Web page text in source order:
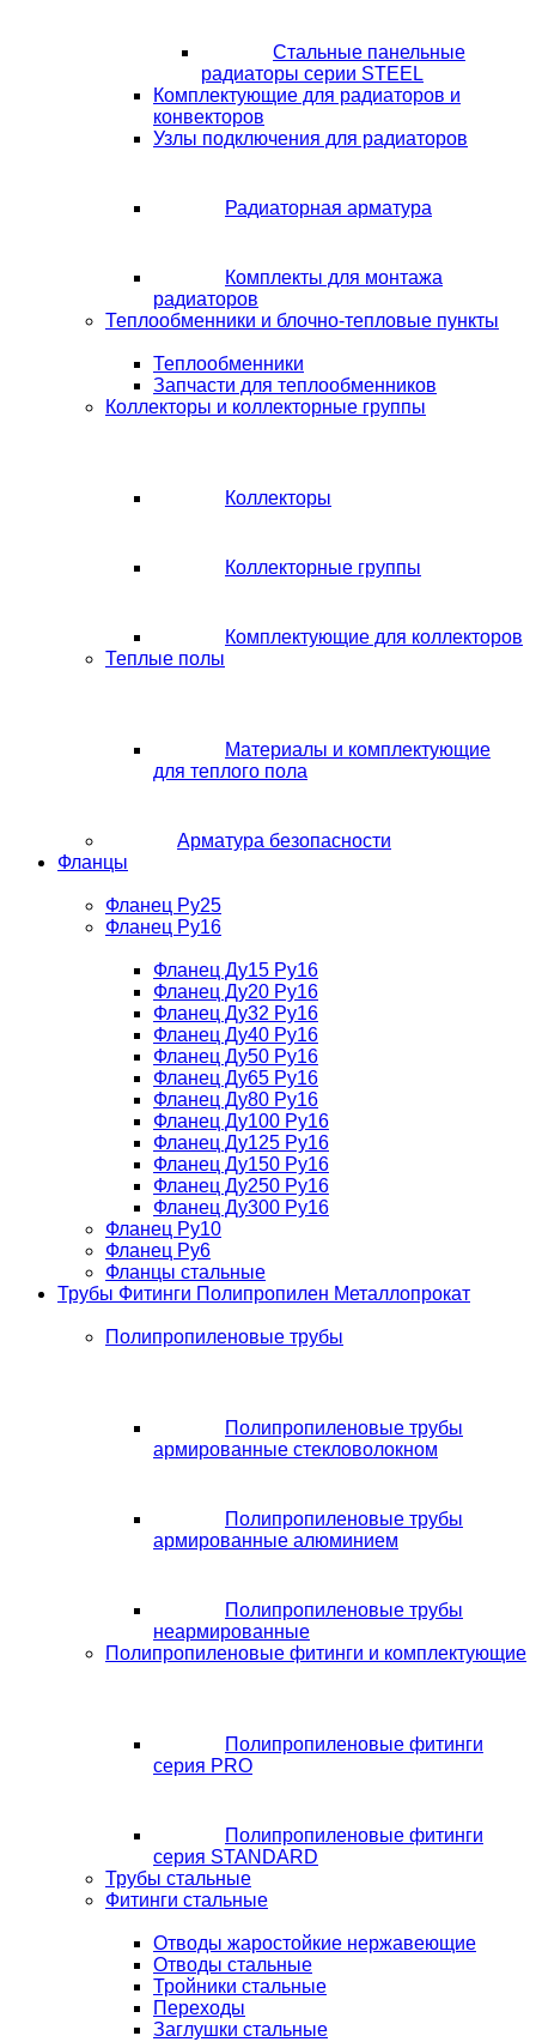
Стальные панельные
радиаторы серии STEEL
Комплектующие для радиаторов и
конвекторов
Узлы подключения для радиаторов
Радиаторная арматура
Комплекты для монтажа
радиаторов
Теплообменники и блочно-тепловые пункты
Теплообменники
Запчасти для теплообменников
Коллекторы и коллекторные группы
Коллекторы
Коллекторные группы
Комплектующие для коллекторов
Теплые полы
Материалы и комплектующие
для теплого пола
Арматура безопасности
Фланцы
Фланец Ру25
Фланец Ру16
Фланец Ду15 Ру16
Фланец Ду20 Ру16
Фланец Ду32 Ру16
Фланец Ду40 Ру16
Фланец Ду50 Ру16
Фланец Ду65 Ру16
Фланец Ду80 Ру16
Фланец Ду100 Ру16
Фланец Ду125 Ру16
Фланец Ду150 Ру16
Фланец Ду250 Ру16
Фланец Ду300 Ру16
Фланец Ру10
Фланец Ру6
Фланцы стальные
Трубы Фитинги Полипропилен Металлопрокат
Полипропиленовые трубы
Полипропиленовые трубы
армированные стекловолокном
Полипропиленовые трубы
армированные алюминием
Полипропиленовые трубы
неармированные
Полипропиленовые фитинги и комплектующие
Полипропиленовые фитинги
серия PRO
Полипропиленовые фитинги
серия STANDARD
Трубы стальные
Фитинги стальные
Отводы жаростойкие нержавеющие
Отводы стальные
Тройники стальные
Переходы
Заглушки стальные